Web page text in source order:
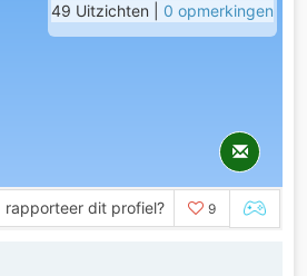
49 Uitzichten | 0 opmerkingen
rapporteer dit profiel? 9